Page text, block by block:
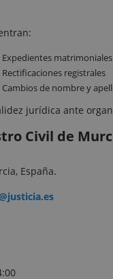
Expedientes matrimoniales
Rectificaciones registrales
Cambios de nombre y
jurídica ante
Civil de
España.